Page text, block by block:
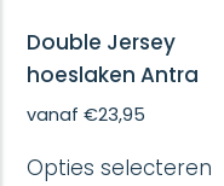
Double Jersey
hoeslaken Antra
vanaf€23,95
Opties selecteren